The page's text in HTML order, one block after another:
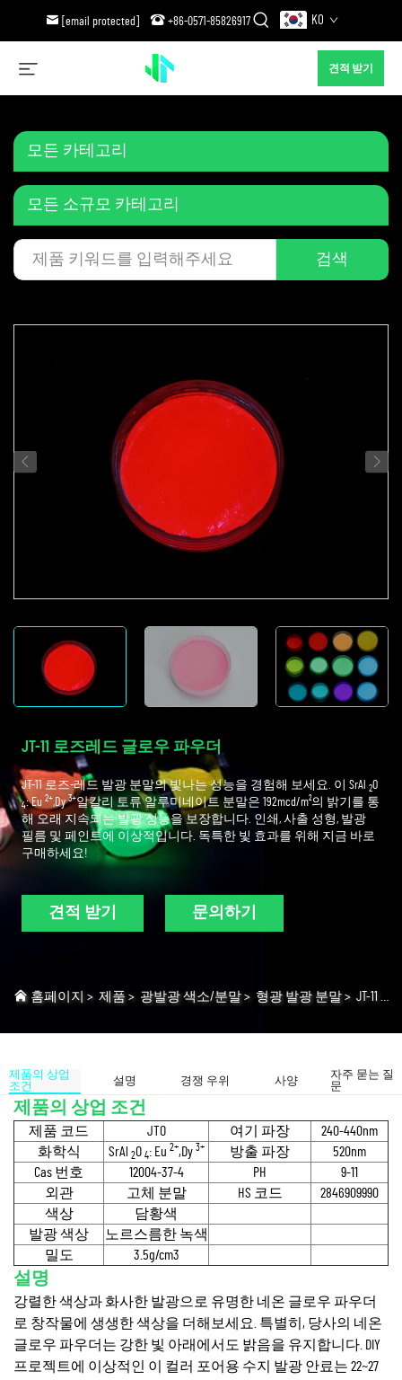
[email protected] +86-0571-85826917 KO
견적 받기
모든 카테고리
모든 소규모 카테고리
검색
JT-11 로즈레드 글로우 파우더
JT-11 로즈-레드 발광 분말의 빛나는 성능을 경험해 보세요. 이 SrAl 2O
4: Eu 2+,Dy3+알칼리 토류 알루미네이트 분말은 192mcd/m²의 밝기를 통
해 오래 지속되는 발광 성능을 보장합니다. 인쇄, 사출 성형, 발광
필름 및 페인트에 이상적입니다. 독특한 빛 효과를 위해 지금 바로
구매하세요!
견적 받기 문의하기
홈페이지 > 제품 > 광발광 색소/분말 > 형광 발광 분말 > JT-11 로즈레드 글로우 파우더
제품의 상업
조건
설명 경쟁 우위 사양
자주 묻는 질
문
제품의 상업 조건
제품 코드 JTO 여기 파장
240-440nm
화학식
SrAl 2O 4: Eu 2+,Dy 3+ 방출 파장
520nm
Cas 번호
12004-37-4 PH
9-11
외관
고체 분말 HS 코드
2846909990
색상
담황색
발광 색상
노르스름한 녹색
밀도
3.5g/cm3
설명
강렬한 색상과 화사한 발광으로 유명한 네온 글로우 파우더
로 창작물에 생생한 색상을 더해보세요. 특별히, 당사의 네온
글로우 파우더는 강한 빛 아래에서도 밝음을 유지합니다. DIY
프로젝트에 이상적인 이 컬러 포어용 수지 발광 안료는 22~27